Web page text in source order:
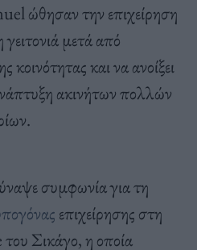
ώθησαν την επιχείρηση
μετά από
και να ανοίξει
ακινήτων πολλών
συμφωνία για τη
επιχείρησης στη
Σικάγο, η οποία